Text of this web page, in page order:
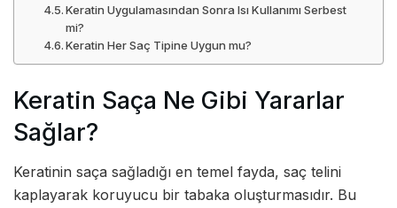
Keratin Uygulamasından Sonra Isı Kullanımı Serbest
mi?
Keratin Her Saç Tipine Uygun mu?
Keratin Saça Ne Gibi Yararlar
Sağlar?
Keratinin saça sağladığı en temel fayda, saç telini
kaplayarak koruyucu bir tabaka oluşturmasıdır. Bu